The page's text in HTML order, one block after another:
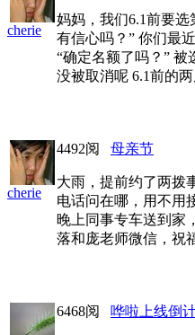
cherie
妈妈，我们6.1前要选
有信心吗？” 你们最
“确定名额了吗？”
没被取消呢 6.1前的
cherie
4492阅 母亲节
大雨，提前约了两拨
电话问在哪，用不用
晚上同事专车送到家
落和庞老师微信，祝
6468阅 哗啦上线倒